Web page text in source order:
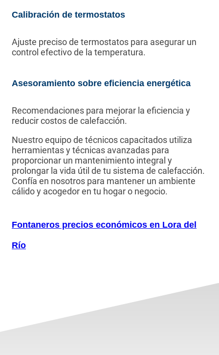
Calibración de termostatos
Ajuste preciso de termostatos para asegurar un
control efectivo de la temperatura.
Asesoramiento sobre eficiencia energética
Recomendaciones para mejorar la eficiencia y
reducir costos de calefacción.
Nuestro equipo de técnicos capacitados utiliza
herramientas y técnicas avanzadas para
proporcionar un mantenimiento integral y
prolongar la vida útil de tu sistema de calefacción.
Confía en nosotros para mantener un ambiente
cálido y acogedor en tu hogar o negocio.
Fontaneros precios económicos en Lora del
Río